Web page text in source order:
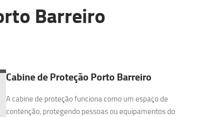
Barreiro
Cabine de Proteção Porto Barreiro
A cabine de proteção funciona como um espaço de
contenção, protegendo pessoas ou equipamentos do